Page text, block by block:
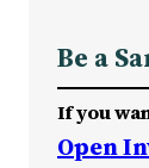
Be a
If you
Open